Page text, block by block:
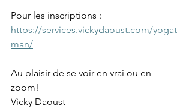
Pour les inscriptions :
https://services.vickydaoust.com/yogat
man/
Au plaisir de se voir en vrai ou en
zoom!
Vicky Daoust